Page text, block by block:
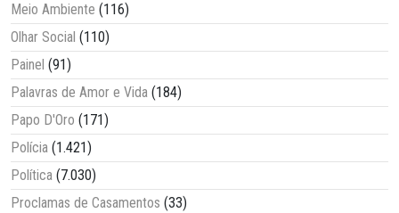
Meio Ambiente (116)
Olhar Social (110)
Painel (91)
Palavras de Amor e Vida (184)
Papo D'Oro (171)
Polícia (1.421)
Política (7.030)
Proclamas de Casamentos (33)